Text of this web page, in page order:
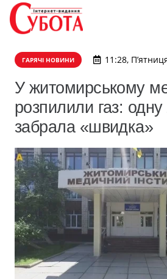
ГАРЯЧІ НОВИНИ 11:28,
У житомирському
розпилили газ:
забрала «швидка»